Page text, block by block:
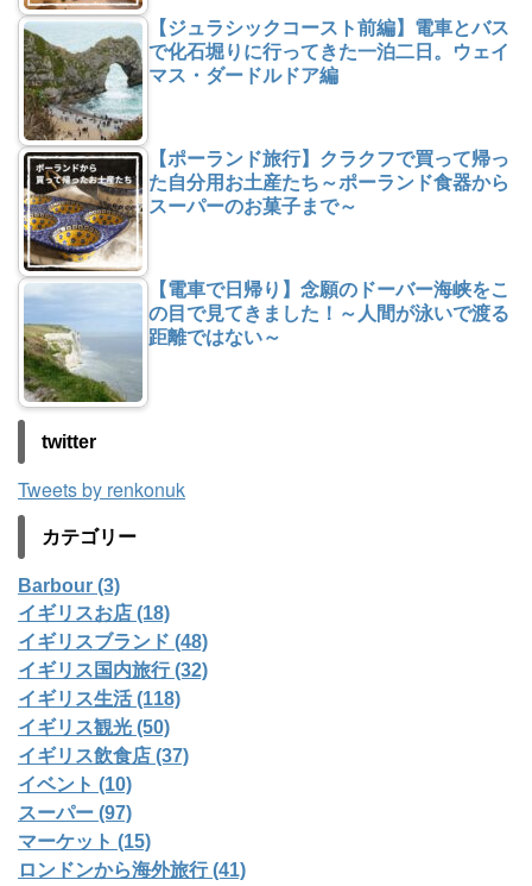
【ジュラシックコースト前編】電車とバス
で化石堀りに行ってきた一泊二日。ウェイ
マス・ダードルドア編
【ポーランド旅行】クラクフで買って帰っ
た自分用お土産たち～ポーランド食器から
スーパーのお菓子まで～
【電車で日帰り】念願のドーバー海峡をこ
の目で見てきました！～人間が泳いで渡る
距離ではない～
twitter
Tweets by renkonuk
カテゴリー
Barbour (3)
イギリスお店 (18)
イギリスブランド (48)
イギリス国内旅行 (32)
イギリス生活 (118)
イギリス観光 (50)
イギリス飲食店 (37)
イベント (10)
スーパー (97)
マーケット (15)
ロンドンから海外旅行 (41)